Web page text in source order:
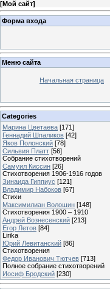
[Мой сайт]
Форма входа
Меню сайта
Начальная страница
Categories
Марина Цветаева [171]
Геннадий Шпаликов [42]
Яков Полонский [78]
Сильвия Платт [56]
Собрание стихотворений
Самуил Киссин [26]
Стихотворения 1906-1916 годов
Зинаида Гиппиус [121]
Владимир Набоков [67]
Стихи
Максимилиан Волошин [148]
Стихотворения 1900 – 1910
Андрей Вознесенский [213]
Егор Летов [84]
Lirika
Юрий Левитанский [86]
Стихотворения
Федор Иванович Тютчев [713]
Полное собрание стихотворений
Иосиф Бродский [230]